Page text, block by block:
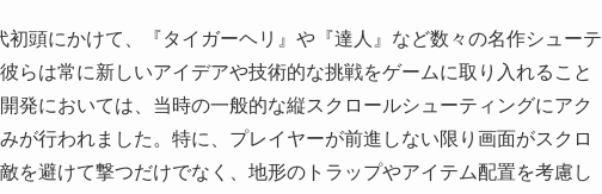
頭にかけて、『タイガーヘリ』や『達人』など数々の名作シューテ
らは常に新しいアイデアや技術的な挑戦をゲームに取り入れること
発においては、当時の一般的な縦スクロールシューティングにアク
が行われました。特に、プレイヤーが前進しない限り画面がスクロ
を避けて撃つだけでなく、地形のトラップやアイテム配置を考慮し